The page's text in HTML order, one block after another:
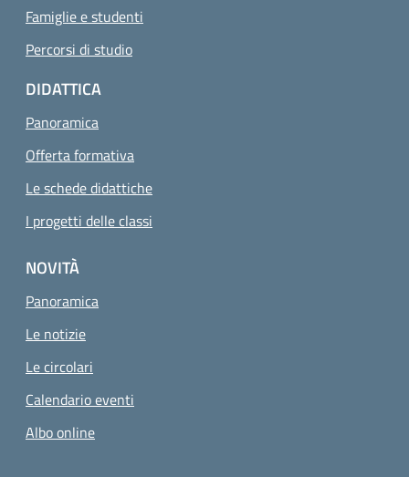
Famiglie e studenti
Percorsi di studio
DIDATTICA
Panoramica
Offerta formativa
Le schede didattiche
I progetti delle classi
NOVITÀ
Panoramica
Le notizie
Le circolari
Calendario eventi
Albo online